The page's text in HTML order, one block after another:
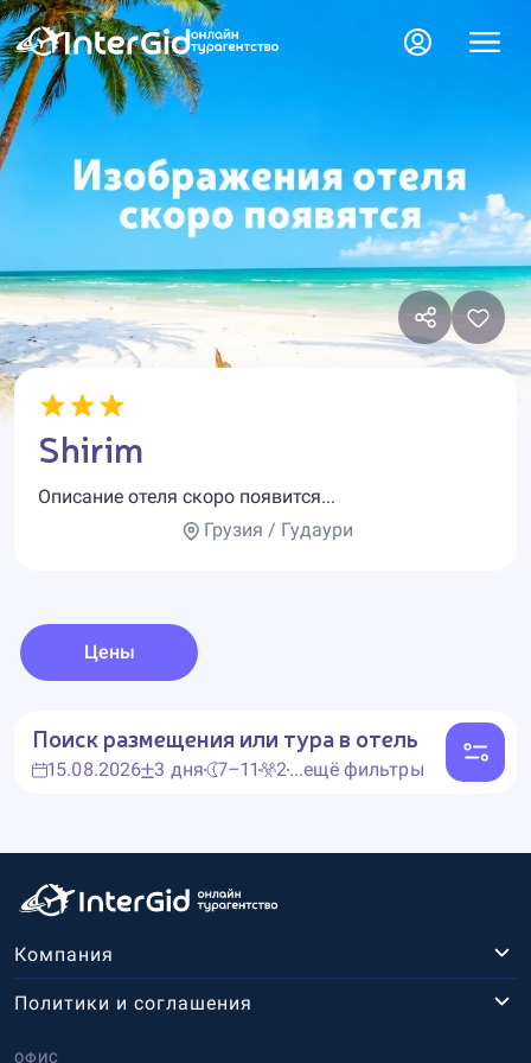
Shirim
Описание отеля скоро появится...
Грузия / Гудаури
Цены
Поиск размещения или тура в отель
15.08.2026 3 дня 7–11 2...ещё фильтры
Компания
ОФИС
Политики и соглашения